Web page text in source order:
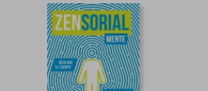
12,92 €